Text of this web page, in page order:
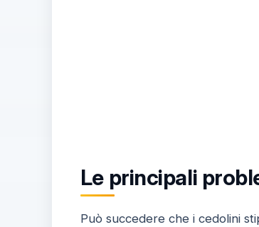
Le principali
Può succedere che i cedolini